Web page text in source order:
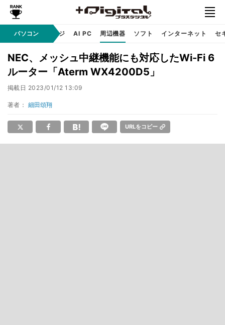
パソコン
自作 / テクノロジ AI PC 周辺機器 ソフト インターネット セ
NEC、メッシュ中継機能にも対応したWi-Fi 6
ルーター「Aterm WX4200D5」
掲載日 2023/01/12 13:09
著者： 細田頌翔
URLをコピー